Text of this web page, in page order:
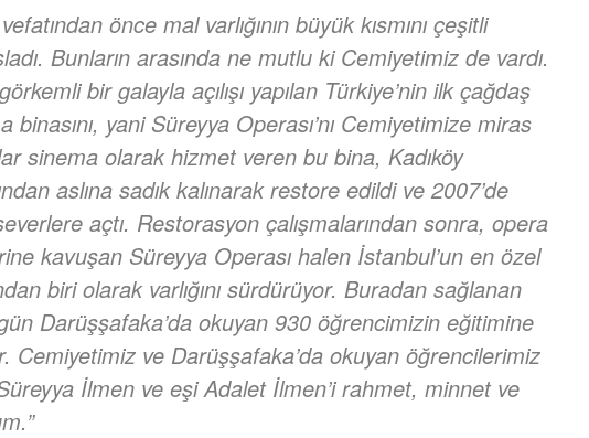
önce mal varlığının büyük kısmını çeşitli
Bunların arasında ne mutlu ki Cemiyetimiz de vardı.
bir galayla açılışı yapılan Türkiye’nin ilk çağdaş
binasını, yani Süreyya Operası’nı Cemiyetimize miras
sinema olarak hizmet veren bu bina, Kadıköy
aslına sadık kalınarak restore edildi ve 2007’de
açtı. Restorasyon çalışmalarından sonra, opera
kavuşan Süreyya Operası halen İstanbul’un en özel
biri olarak varlığını sürdürüyor. Buradan sağlanan
Darüşşafaka’da okuyan 930 öğrencimizin eğitimine
Cemiyetimiz ve Darüşşafaka’da okuyan öğrencilerimiz
İlmen ve eşi Adalet İlmen’i rahmet, minnet ve